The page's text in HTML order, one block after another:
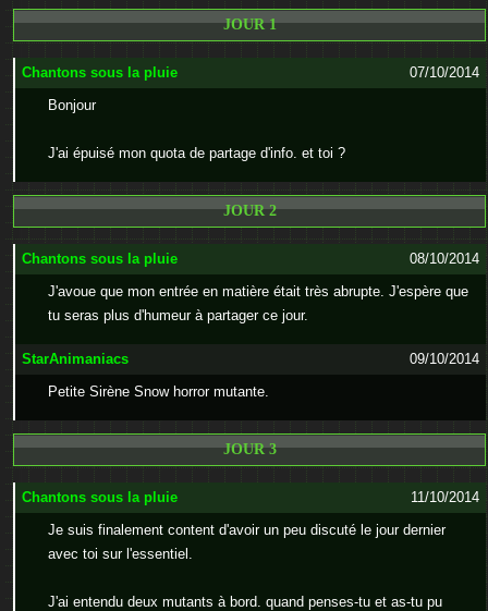
JOUR 1
Chantons sous la pluie
07/10/2014
Bonjour
J'ai épuisé mon quota de partage d'info. et toi ?
JOUR 2
Chantons sous la pluie
08/10/2014
J'avoue que mon entrée en matière était très abrupte. J'espère que
tu seras plus d'humeur à partager ce jour.
StarAnimaniacs
09/10/2014
Petite Sirène Snow horror mutante.
JOUR 3
Chantons sous la pluie
11/10/2014
Je suis finalement content d'avoir un peu discuté le jour dernier
avec toi sur l'essentiel.
J'ai entendu deux mutants à bord. quand penses-tu et as-tu pu